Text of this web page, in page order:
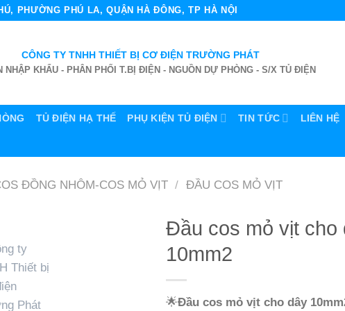
PHƯỜNG PHÚ LA, QUẬN HÀ ĐÔNG, TP HÀ NỘI
CÔNG TY TNHH THIẾT BỊ CƠ ĐIỆN TRƯỜNG PHÁT
NHẬP KHẨU - PHÂN PHỐI T.BỊ ĐIỆN - NGUỒN DỰ PHÒNG - S/X TỦ ĐIỆN
TỦ ĐIỆN HẠ THẾ PHỤ KIỆN TỦ ĐIỆN TIN TỨC LIÊN HỆ
ĐỒNG NHÔM-COS MỎ VỊT / ĐẦU COS MỎ VỊT
Đầu cos mỏ vịt cho
10mm2
🌟Đầu cos mỏ vịt cho dây